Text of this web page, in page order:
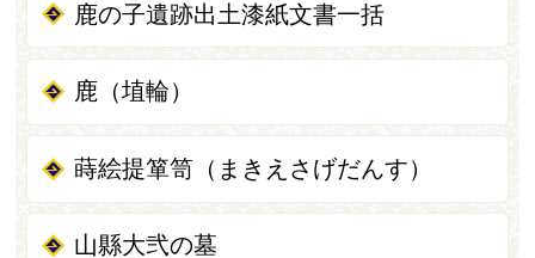
鹿の子遺跡出土漆紙文書一括
鹿（埴輪）
蒔絵提箪笥（まきえさげだんす）
山縣大弐の墓